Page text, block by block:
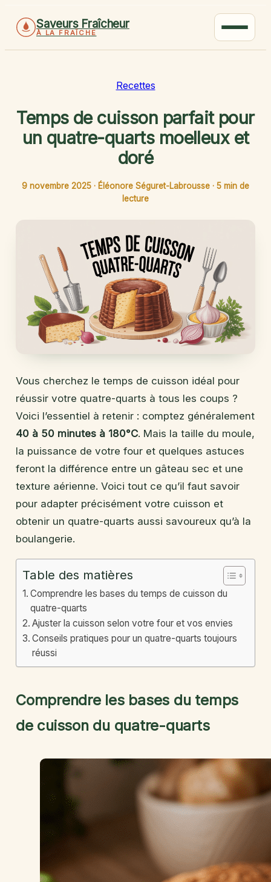
Saveurs Fraîcheur
À LA FRAÎCHE
Recettes
Temps de cuisson parfait pour
un quatre-quarts moelleux et
doré
9 novembre 2025 · Éléonore Séguret-Labrousse · 5 min de
lecture
Vous cherchez le temps de cuisson idéal pour
réussir votre quatre-quarts à tous les coups ?
Voici l’essentiel à retenir : comptez généralement
40 à 50 minutes à 180°C. Mais la taille du moule,
la puissance de votre four et quelques astuces
feront la différence entre un gâteau sec et une
texture aérienne. Voici tout ce qu’il faut savoir
pour adapter précisément votre cuisson et
obtenir un quatre-quarts aussi savoureux qu’à la
boulangerie.
Table des matières
Comprendre les bases du temps de cuisson du
quatre-quarts
Ajuster la cuisson selon votre four et vos envies
Conseils pratiques pour un quatre-quarts toujours
réussi
Comprendre les bases du temps
de cuisson du quatre-quarts